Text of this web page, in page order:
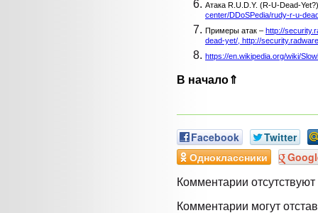
Атака R.U.D.Y. (R-U-Dead-
center/DDoSPedia/rudy-r-u-
Примеры атак – http://
dead-yet/, http://
https://en.wikipedia.org/wiki/
В начало⇑
Facebook
Twitter
Одноклассники
Комментарии отсутствуют
Комментарии могут